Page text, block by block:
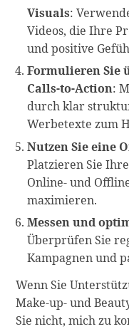
Visuals:
Videos, die Ihre
und positive
Formulieren Sie
Calls-to-Action:
durch klar
Werbetexte zum
Nutzen Sie eine
Platzieren Sie
Online- und
maximieren.
Messen und
Überprüfen Sie
Kampagnen und
Wenn Sie
Make-up- und
Sie nicht, mich zu